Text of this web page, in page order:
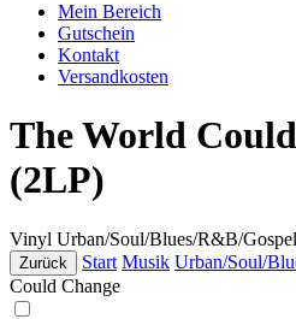
Mein Bereich
Gutschein
Kontakt
Versandkosten
The World
(2LP)
Vinyl Urban/Soul/Blues/R&B/Gospel
Zurück Start Musik Urban/Soul/
Could Change